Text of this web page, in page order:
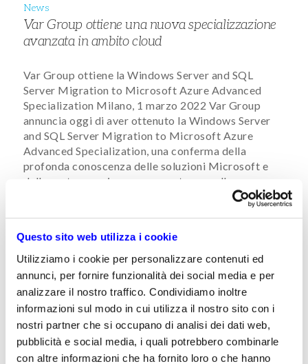
Questo sito web utilizza i cookie
Utilizziamo i cookie per personalizzare contenuti ed
annunci, per fornire funzionalità dei social media e per
analizzare il nostro traffico. Condividiamo inoltre
informazioni sul modo in cui utilizza il nostro sito con i
nostri partner che si occupano di analisi dei dati web,
pubblicità e social media, i quali potrebbero combinarle
con altre informazioni che ha fornito loro o che hanno
News
Var Group ottiene una nuova specializzazione
avanzata in ambito cloud
Var Group ottiene la Windows Server and SQL
Server Migration to Microsoft Azure Advanced
Specialization Milano, 1 marzo 2022 Var Group
annuncia oggi di aver ottenuto la Windows Server
and SQL Server Migration to Microsoft Azure
Advanced Specialization, una conferma della
profonda conoscenza delle soluzioni Microsoft e
della vasta esperienza e competenza nella
1 Marzo 2022
Microsoft Ignite 21, un autunno di novità
Da Ignite 21 arrivano 90 nuovi servizi e
aggiornamenti per aiutare le aziende a cogliere il
potenziale dei nuovi trend e a connettere persone,